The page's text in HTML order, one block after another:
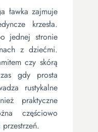
ławka zajmuje
krzesła.
jednej stronie
z dziećmi.
czy skórą
gdy prosta
rustykalne
praktyczne
częściowo